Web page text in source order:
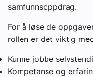
samfunnsoppdrag.
For å løse de
rollen er det viktig
Kunne jobbe
Kompetanse og